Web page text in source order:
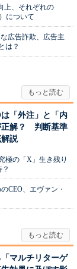
上、それぞれの
について
広告詐欺、広告主
は？
「外注」と「内
正解？ 判断基準
説
極の「X」生き残り
CEO、エヴァン・
マルチリターゲ